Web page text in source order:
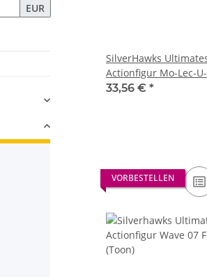
SilverHawks
Actionfigur Mo-Lec-
Version) 18 cm
33,56 € *
VORBESTELLEN
EUR